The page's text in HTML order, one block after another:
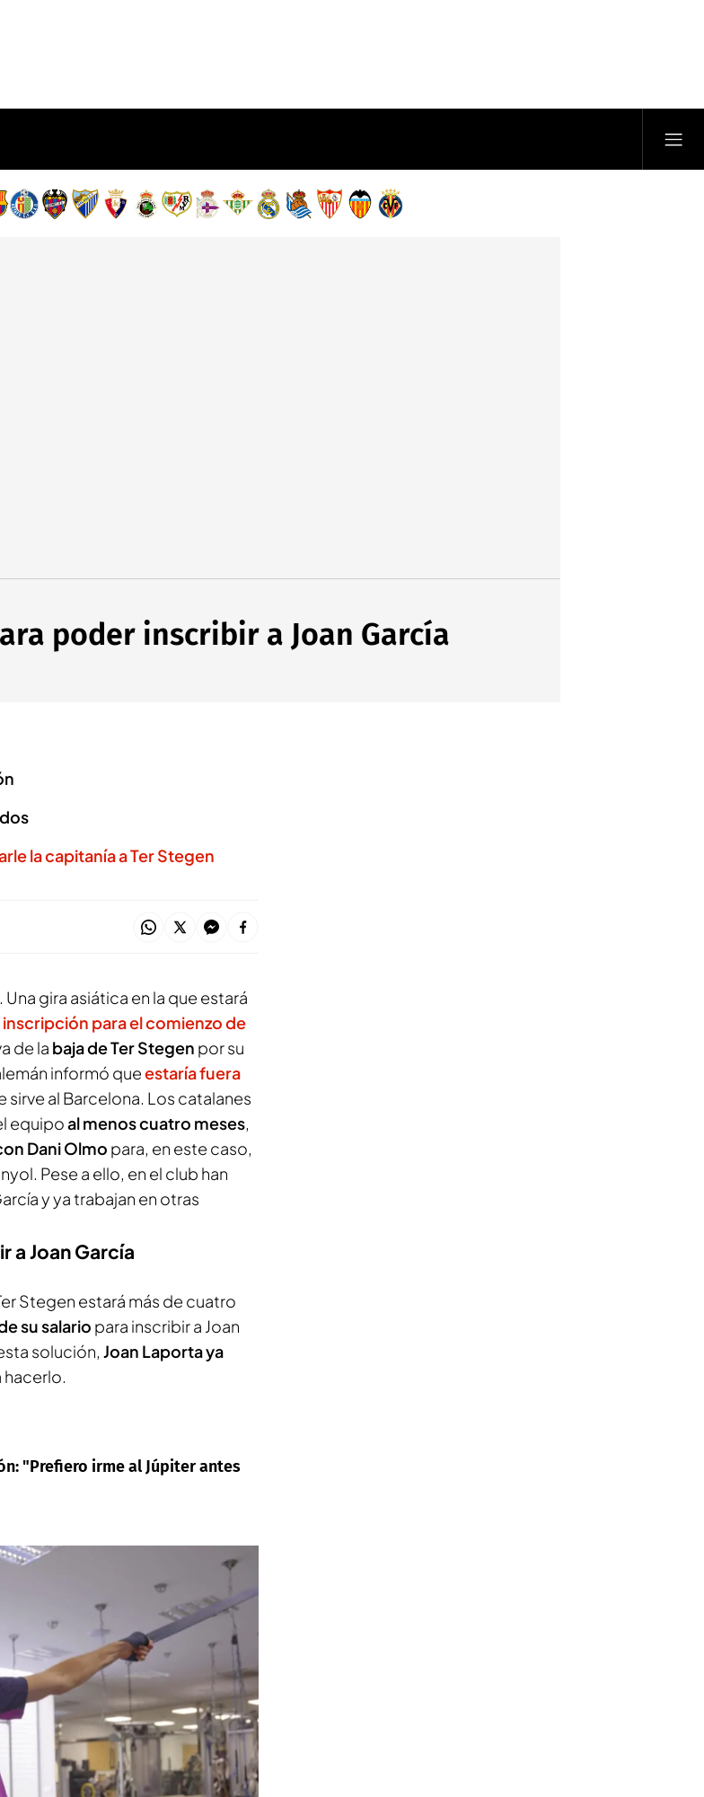
poder inscribir a Joan García
la capitanía a Ter Stegen
. Una gira asiática en la que estará
para el comienzo de
de la baja de Ter Stegen por su
informó queestaría fuera
sirve al Barcelona. Los catalanes
equipoal menos cuatro meses,
Dani Olmo para, en este caso,
Pese a ello, en el club han
y ya trabajan en otras
a Joan García
Stegen estará más de cuatro
su salario para inscribir a Joan
solución, Joan Laporta ya
hacerlo.
"Prefiero irme al Júpiter antes